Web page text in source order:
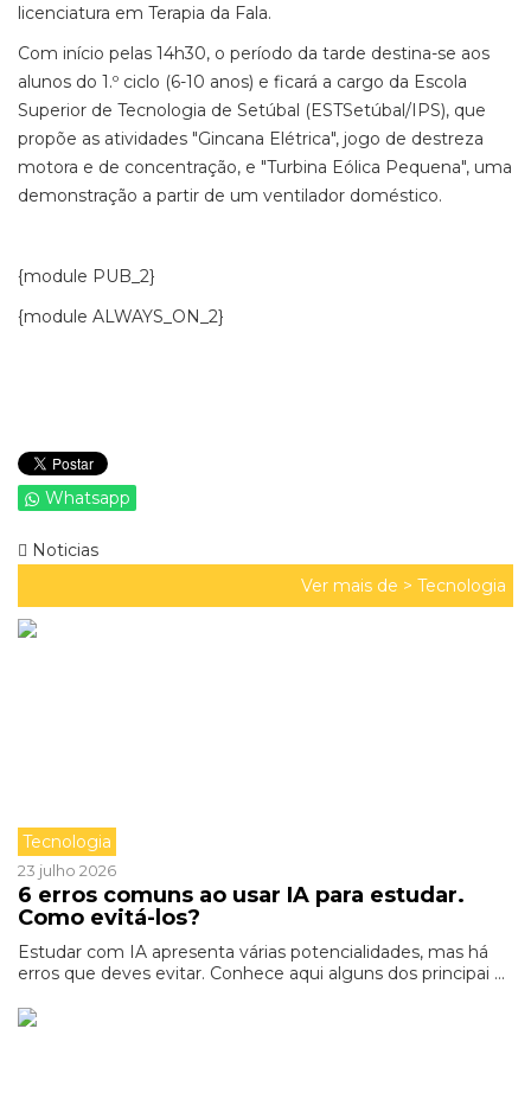
licenciatura em Terapia da Fala.
Com início pelas 14h30, o período da tarde destina-se aos
alunos do 1.º ciclo (6-10 anos) e ficará a cargo da Escola
Superior de Tecnologia de Setúbal (ESTSetúbal/IPS), que
propõe as atividades "Gincana Elétrica", jogo de destreza
motora e de concentração, e "Turbina Eólica Pequena", uma
demonstração a partir de um ventilador doméstico.
{module PUB_2}
{module ALWAYS_ON_2}
Whatsapp
Noticias
Ver mais de > Tecnologia
Tecnologia
23 julho 2026
6 erros comuns ao usar IA para estudar.
Como evitá-los?
Estudar com IA apresenta várias potencialidades, mas há
erros que deves evitar. Conhece aqui alguns dos principai ...